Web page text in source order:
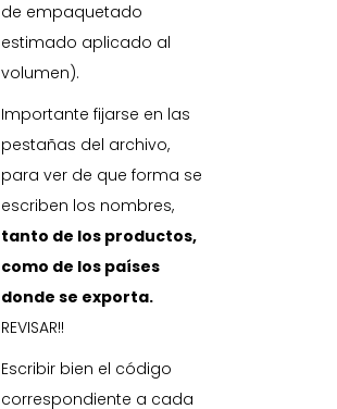
de empaquetado
estimado aplicado al
volumen).
Importante fijarse en las
pestañas del archivo,
para ver de que forma se
escriben los nombres,
tanto de los productos,
como de los países
donde se exporta.
REVISAR!!
Escribir bien el código
correspondiente a cada